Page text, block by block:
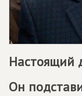
Настоящий
Он